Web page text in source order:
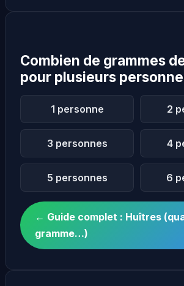
Combien de grammes
pour plusieurs
1 personne 2
3 personnes 4
5 personnes 6
← Guide complet : Huîtres
gramme…)